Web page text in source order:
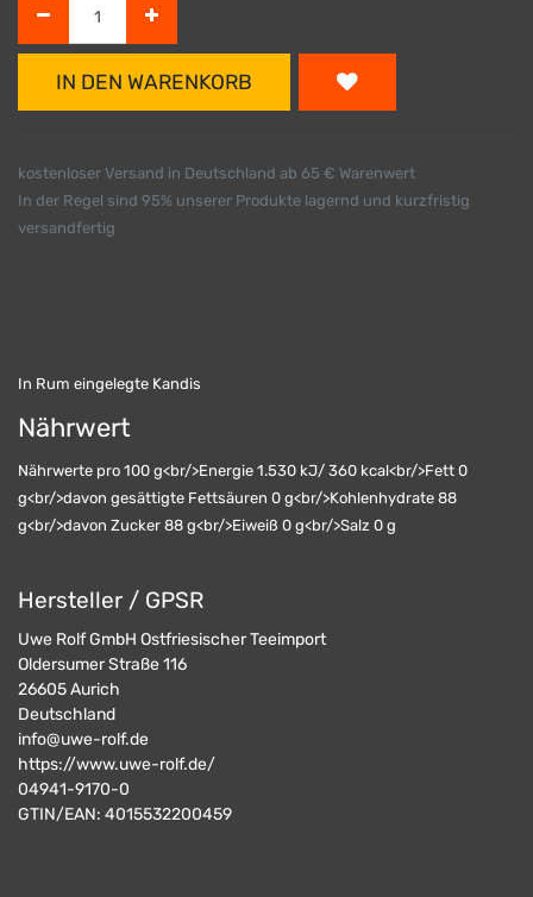
IN DEN WARENKORB
kostenloser Versand in Deutschland ab 65 € Warenwert
In der Regel sind 95% unserer Produkte lagernd und kurzfristig
versandfertig
In Rum eingelegte Kandis
Nährwert
Nährwerte pro 100 g<br/>Energie 1.530 kJ/ 360 kcal<br/>Fett 0
g<br/>davon gesättigte Fettsäuren 0 g<br/>Kohlenhydrate 88
g<br/>davon Zucker 88 g<br/>Eiweiß 0 g<br/>Salz 0 g
Hersteller / GPSR
Uwe Rolf GmbH Ostfriesischer Teeimport
Oldersumer Straße 116
26605Aurich
Deutschland
info@uwe-rolf.de
https://www.uwe-rolf.de/
04941-9170-0
GTIN/EAN: 4015532200459